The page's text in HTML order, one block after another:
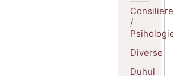
Consiliere
/
Diverse
Duhul